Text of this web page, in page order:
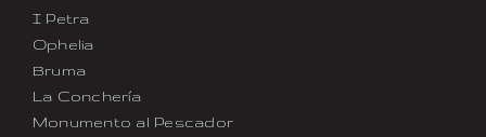
I Petra
Ophelia
Bruma
La Conchería
Monumento al Pescador